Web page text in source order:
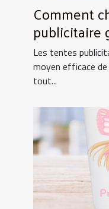
Comment
publicitaire
pour vos
Les tentes
moyen efficace
tout...